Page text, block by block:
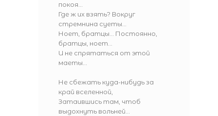
покоя...
Где ж их взять? Вокруг
стремнина суеты...
Ноет, братцы... Постоянно,
братцы, ноет...
И не спрятаться от этой
маеты...
Не сбежать куда-нибудь за
край вселенной,
Затаившись там, чтоб
выдохнуть вольней...